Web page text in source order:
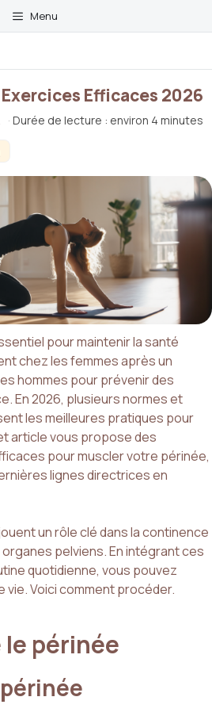
Menu
Efficaces 2026
· Durée de lecture : environ 4 minutes
pour maintenir la santé
chez les femmes après un
hommes pour prévenir des
En 2026, plusieurs normes et
les meilleures pratiques pour
article vous propose des
pour muscler votre périnée,
lignes directrices en
un rôle clé dans la continence
pelviens. En intégrant ces
quotidienne, vous pouvez
vie. Voici comment procéder.
périnée